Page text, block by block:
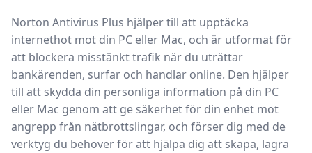
Norton Antivirus Plus hjälper till att upptäcka
internethot mot din PC eller Mac, och är utformat för
att blockera misstänkt trafik när du uträttar
bankärenden, surfar och handlar online. Den hjälper
till att skydda din personliga information på din PC
eller Mac genom att ge säkerhet för din enhet mot
angrepp från nätbrottslingar, och förser dig med de
verktyg du behöver för att hjälpa dig att skapa, lagra